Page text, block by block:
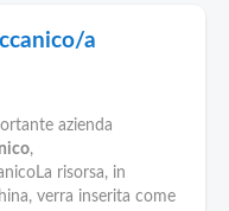
a
azienda
,
risorsa, in
verra inserita come